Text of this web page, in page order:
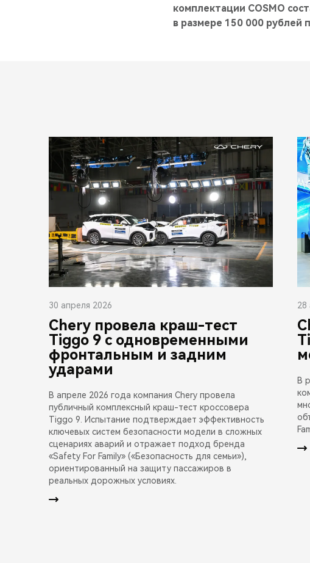
комплектации COSMO
в размере 150 000 рублей
30 апреля 2026
Chery провела краш-тест
Tiggo 9 с одновременными
фронтальным и задним
ударами
В апреле 2026 года компания Chery провела
публичный комплексный краш-тест кроссовера
Tiggo 9. Испытание подтверждает эффективность
ключевых систем безопасности модели в сложных
сценариях аварий и отражает подход бренда
«Safety For Family» («Безопасность для семьи»),
ориентированный на защиту пассажиров в
реальных дорожных условиях.
28
В